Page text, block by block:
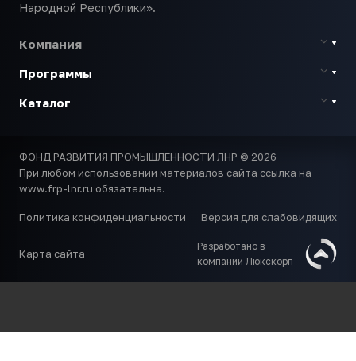
Народной Республики».
Компания
Программы
Каталог
ФОНД РАЗВИТИЯ ПРОМЫШЛЕННОСТИ ЛНР © 2026
При любом использовании материалов сайта ссылка на
www.frp-lnr.ru обязательна.
Политика конфиденциальности Версия для слабовидящих
Карта сайта
Разработано в
компании Люкскорп